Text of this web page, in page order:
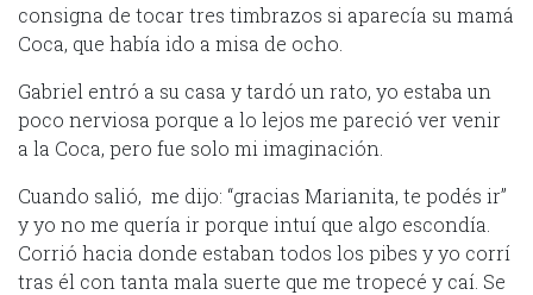
consigna de tocar tres timbrazos si aparecía su mamá
Coca, que había ido a misa de ocho.
Gabriel entró a su casa y tardó un rato, yo estaba un
poco nerviosa porque a lo lejos me pareció ver venir
a la Coca, pero fue solo mi imaginación.
Cuando salió, me dijo: “gracias Marianita, te podés ir”
y yo no me quería ir porque intuí que algo escondía.
Corrió hacia donde estaban todos los pibes y yo corrí
tras él con tanta mala suerte que me tropecé y caí. Se